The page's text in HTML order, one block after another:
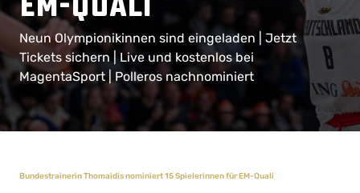
Neun Olympionikinnen sind eingeladen | Jetzt
Tickets sichern | Live und kostenlos bei
MagentaSport | Polleros nachnominiert
Bundestrainerin Thomaidis nominiert 15 Spielerinnen für EM-Quali